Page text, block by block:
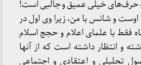
حرف‌های خیلی عمیق و جالبی است!
و شانس با من، زیرا وی اول در
فقط با علمای اعلام و حجج اسلام
و انتظار داشته است که از آنها
تحلیلی و اعتقادی و اجتماعی